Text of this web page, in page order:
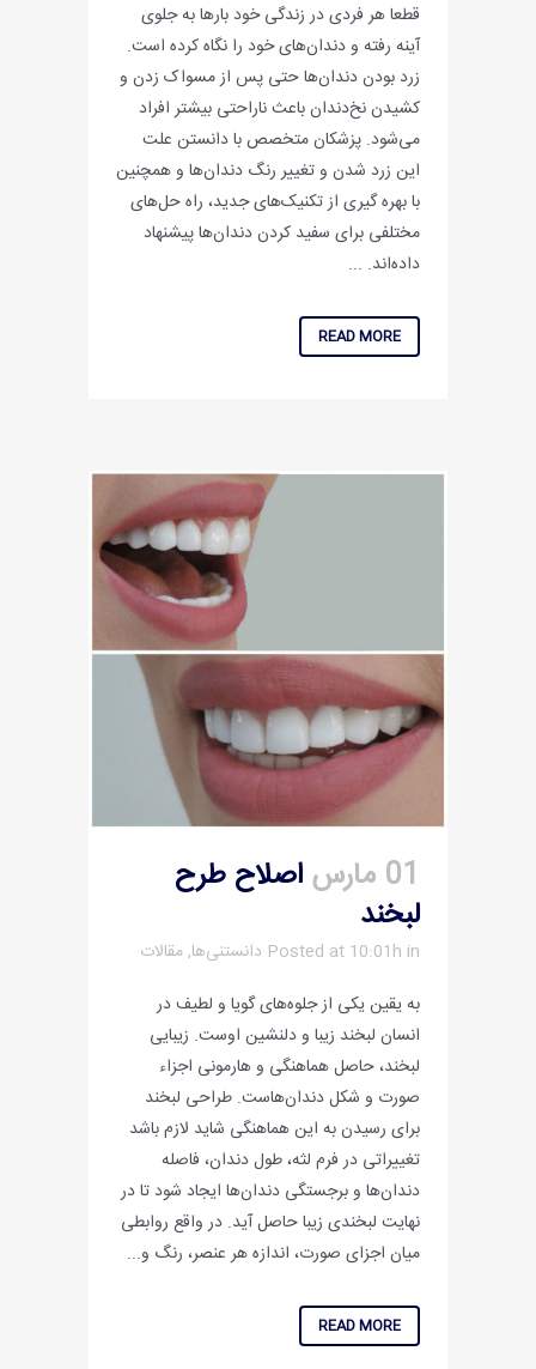
قطعا هر فردی در زندگی خود بارها به جلوی
آینه رفته و دندان‌های خود را نگاه کرده‌ است.
زرد بودن دندان‌ها حتی پس از مسواک زدن و
کشیدن نخ‌دندان باعث ناراحتی بیشتر افراد
می‌شود. پزشکان متخصص با دانستن علت
این زرد شدن و تغییر رنگ دندان‌ها و همچنین
با بهره گیری از تکنیک‌های جدید، راه حل‌های
مختلفی برای سفید کردن دندان‌ها پیشنهاد
داده‌اند. ...
READ MORE
01 مارس
اصلاح طرح
لبخند
Posted at 10:01h in دانستنی‌ها,مقالات
به یقین یکی از جلوه‌های گویا و لطیف در
انسان لبخند زیبا و دلنشین اوست. زیبایی
لبخند، حاصل هماهنگی و هارمونی اجزاء
صورت و شکل دندان‌هاست. طراحی لبخند
برای رسیدن به این هماهنگی شاید لازم باشد
تغییراتی در فرم لثه، طول دندان، فاصله
دندان‌ها و برجستگی دندان‌ها ایجاد شود تا در
نهایت لبخندی زیبا حاصل آید. در واقع روابطی
میان اجزای صورت، اندازه هر عنصر، رنگ و...
READ MORE